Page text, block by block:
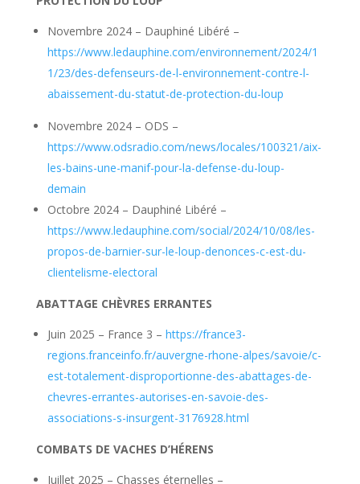
Novembre 2024 – Dauphiné Libéré –
https://www.ledauphine.com/environnement/2024/1
1/23/des-defenseurs-de-l-environnement-contre-l-
abaissement-du-statut-de-protection-du-loup
Novembre 2024 – ODS –
https://www.odsradio.com/news/locales/100321/aix-
les-bains-une-manif-pour-la-defense-du-loup-
demain
Octobre 2024 – Dauphiné Libéré –
https://www.ledauphine.com/social/2024/10/08/les-
propos-de-barnier-sur-le-loup-denonces-c-est-du-
clientelisme-electoral
ABATTAGE CHÈVRES ERRANTES
Juin 2025 – France 3 – https://france3-
regions.franceinfo.fr/auvergne-rhone-alpes/savoie/c-
est-totalement-disproportionne-des-abattages-de-
chevres-errantes-autorises-en-savoie-des-
associations-s-insurgent-3176928.html
COMBATS DE VACHES D’HÉRENS
Juillet 2025 – Chasses éternelles –